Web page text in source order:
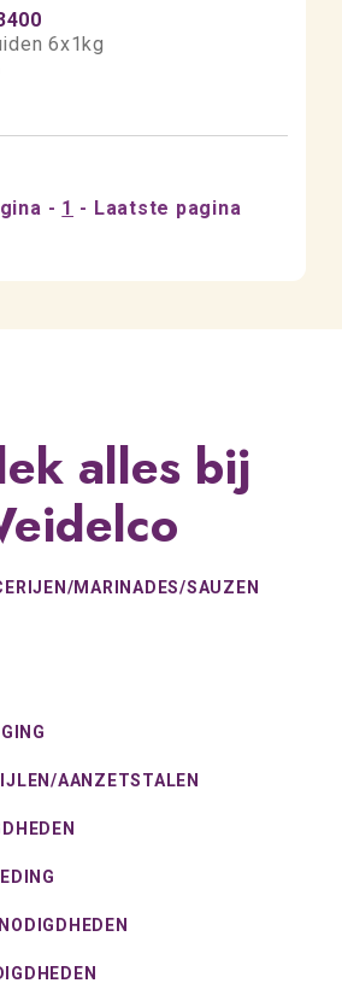
6x1kg
1 Laatste pagina
alles bij
MARINADES/SAUZEN
AANZETSTALEN